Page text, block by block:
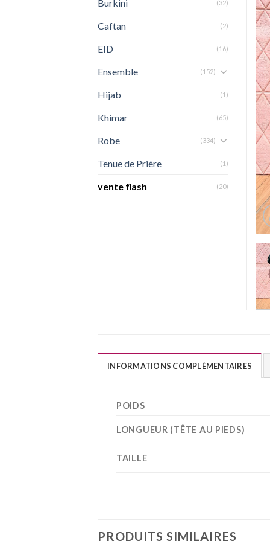
Burkini (32)
Caftan (2)
EID (16)
Ensemble (152)
Hijab (1)
Khimar (65)
Robe (334)
Tenue de Prière (1)
vente flash (20)
INFORMATIONS COMPLÉMENTAIRES
POIDS
LONGUEUR (TÊTE AU PIEDS)
TAILLE
PRODUITS SIMILAIRES